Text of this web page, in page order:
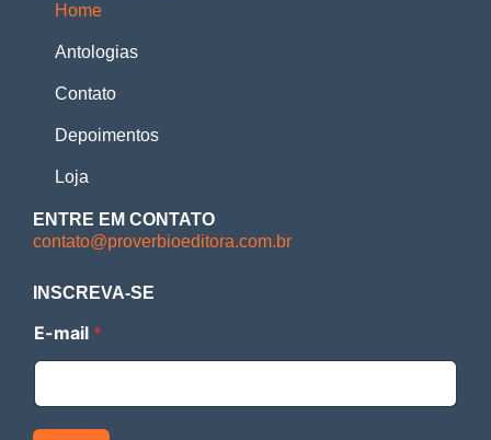
Home
Antologias
Contato
Depoimentos
Loja
ENTRE EM CONTATO
contato@proverbioeditora.com.br
INSCREVA-SE
-
m
i
E-mail *